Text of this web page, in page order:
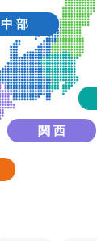
中 部
関 西